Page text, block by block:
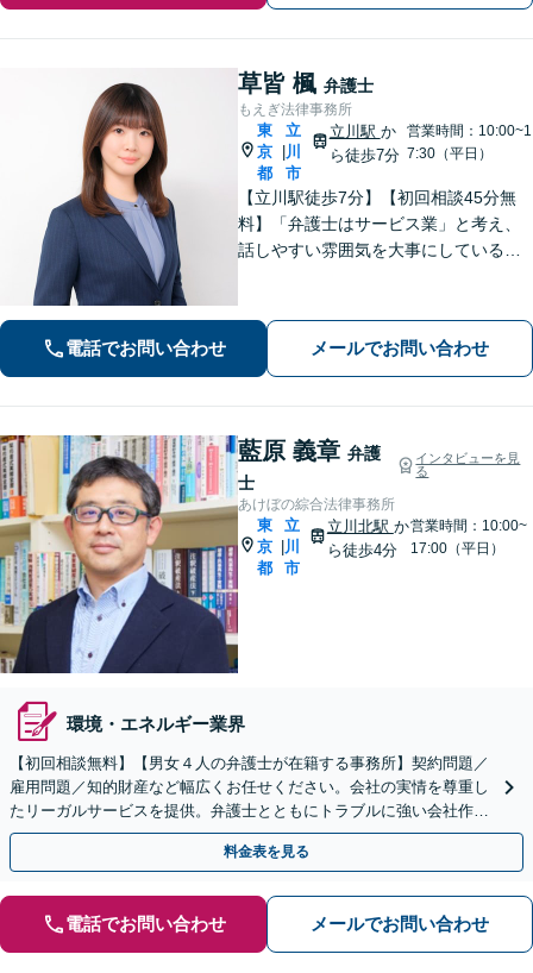
草皆 楓 弁護士
もえぎ法律事務所
東
京
都
立
川
市
立川駅 か
ら徒歩7分
営業時間：10:00~1
7:30（平日）
【立川駅徒歩7分】【初回相談45分無
料】「弁護士はサービス業」と考え、
話しやすい雰囲気を大事にしている事
を心がけています【離婚・男女問題／
相続・遺言／交通事故】
電話でお問い合わせ メールでお問い合わせ
藍原 義章 弁護
士
インタビューを見
る
あけぼの綜合法律事務所
東
京
都
立
川
市
立川北駅 か
ら徒歩4分
営業時間：10:00~
17:00（平日）
環境・エネルギー業界
【初回相談無料】【男女４人の弁護士が在籍する事務所】契約問題／
雇用問題／知的財産など幅広くお任せください。会社の実情を尊重し
たリーガルサービスを提供。弁護士とともにトラブルに強い会社作り
を【立川駅６分】【弁護士歴15年以上】
料金表を見る
電話でお問い合わせ メールでお問い合わせ